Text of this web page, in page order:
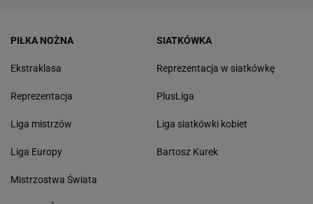
PIŁKA NOŻNA
Ekstraklasa
Reprezentacja
Liga mistrzów
Liga Europy
Mistrzostwa Świata
SIATKÓWKA
Reprezentacja w siatkówkę
PlusLiga
Liga siatkówki kobiet
Bartosz Kurek